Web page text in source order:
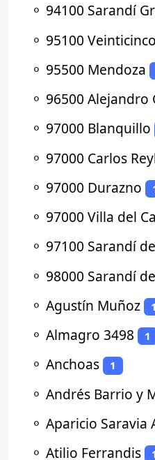
⚬ 94100 Sarandí
⚬ 95100
⚬ 95500 Mendoza
⚬ 96500 Alejandro
⚬ 97000 Blanquillo
⚬ 97000 Carlos
⚬ 97000 Durazno
⚬ 97000 Villa del
⚬ 97100 Sarandí
⚬ 98000 Sarandí
⚬ Agustín Muñoz 1
⚬ Almagro 3498 1
⚬ Anchoas 1
⚬ Andrés Barrio y
⚬ Aparicio Saravia
⚬ Atilio Ferrandis